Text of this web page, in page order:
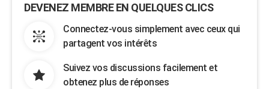
DEVENEZ MEMBRE EN QUELQUES CLICS
Connectez-vous simplement avec ceux qui
partagent vos intérêts
Suivez vos discussions facilement et
obtenez plus de réponses